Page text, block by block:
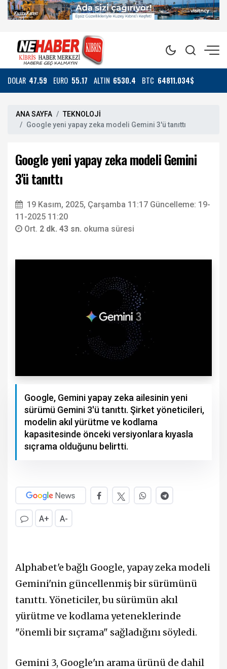
DOLAR 47.59 EURO 55.17 ALTIN 6530.4 BTC 64811.034$
ANA SAYFA
TEKNOLOJİ
Google yeni yapay zeka modeli Gemini 3'ü tanıttı
Google yeni yapay zeka modeli Gemini
3'ü tanıttı
19 Kasım, 2025, Çarşamba 11:17 Güncelleme: 19-
11-2025 11:20
Ort. 2 dk. 43 sn. okuma süresi
Google, Gemini yapay zeka ailesinin yeni
sürümü Gemini 3'ü tanıttı. Şirket yöneticileri,
modelin akıl yürütme ve kodlama
kapasitesinde önceki versiyonlara kıyasla
sıçrama olduğunu belirtti.
A+ A-
Alphabet'e bağlı Google, yapay zeka modeli
Gemini'nin güncellenmiş bir sürümünü
tanıttı. Yöneticiler, bu sürümün akıl
yürütme ve kodlama yeteneklerinde
"önemli bir sıçrama" sağladığını söyledi.
Gemini 3, Google'ın arama ürünü de dahil